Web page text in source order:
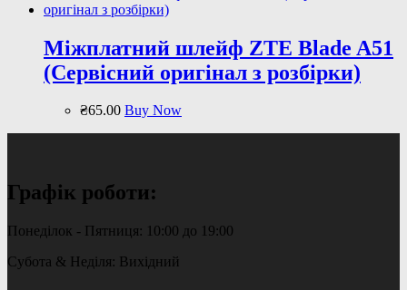
Міжплатний шлейф ZTE Blade A51
(Сервісний оригінал з розбірки)
₴65.00 Buy Now
Графік роботи:
Понеділок - Пятниця: 10:00 до 19:00
Субота & Неділя: Вихідний